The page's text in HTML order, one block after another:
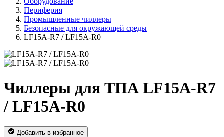
Периферия
Промышленные чиллеры
Безопасные для окружающей среды
LF15A-R7 / LF15A-R0
Чиллеры для ТПА LF15A-R7
/ LF15A-R0
Добавить в избранное